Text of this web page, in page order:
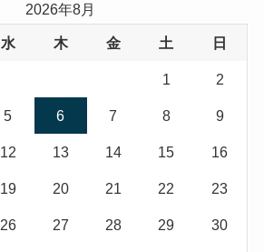
2026年8月
水 木 金 土 日
1 2
5 6 7 8 9
12 13 14 15 16
19 20 21 22 23
26 27 28 29 30